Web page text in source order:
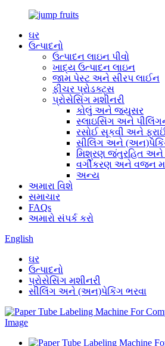
ઘર
ઉત્પાદનો
ઉત્પાદન લાઇન પીવો
ખાદ્ય ઉત્પાદન લાઇન
જામ પેસ્ટ અને સીરપ લાઈન
ફીચર પ્રોડક્ટ્સ
પ્રોસેસિંગ મશીનરી
કોલું અને જ્યુસર
સ્લાઇસિંગ અને
રસોઈ સૂકવી અને
સીલિંગ અને
મિશ્રણ જંતુરહિત અને
વર્ગીકરણ અને વજન
અન્ય
અમારા વિશે
સમાચાર
FAQs
અમારો સંપર્ક કરો
English
ઘર
ઉત્પાદનો
પ્રોસેસિંગ મશીનરી
સીલિંગ અને (અન)પેકિંગ ભરવા